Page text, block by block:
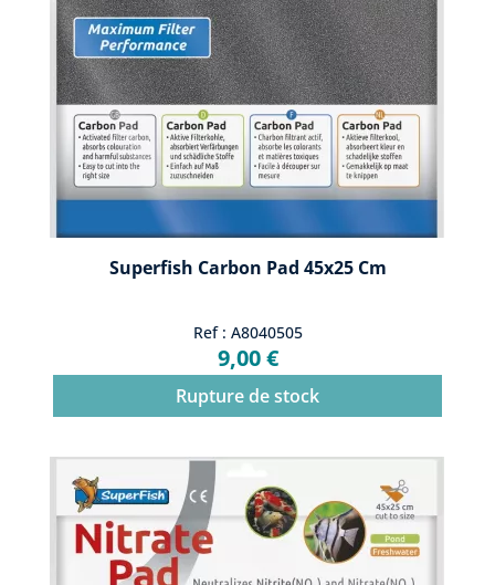
Superfish Carbon Pad 45x25 Cm
Ref : A8040505
9,00 €
Rupture de stock